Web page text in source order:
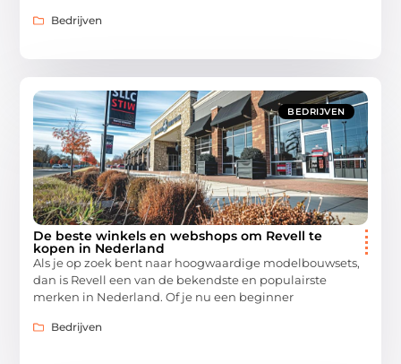
Bedrijven
BEDRIJVEN
De beste winkels en webshops om Revell te
kopen in Nederland
Als je op zoek bent naar hoogwaardige modelbouwsets,
dan is Revell een van de bekendste en populairste
merken in Nederland. Of je nu een beginner
Bedrijven